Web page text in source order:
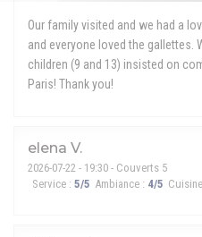
Our family visited and we had a
and everyone loved the gallettes.
children (9 and 13) insisted on
Paris! Thank you!
elena V
2026-07-22 - 19:30 - Couverts 5
Service : 5/5 Ambiance : 4/5 Cuisine